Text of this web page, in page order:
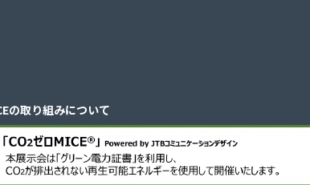
の取り組みについて